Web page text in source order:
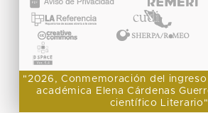
"2026, Conmemoración del
académica Elena Cárdenas
científico Literario"